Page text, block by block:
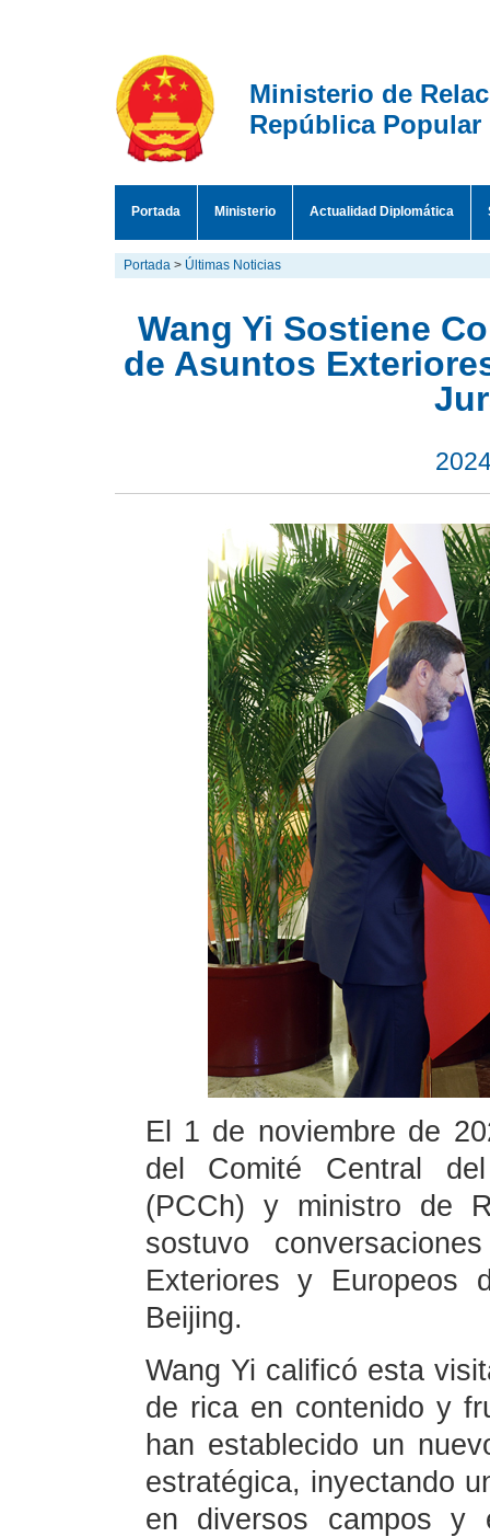
Ministerio de
República Popular
Portada Ministerio Actualidad Diplomática
Portada > Últimas Noticias
Wang Yi Sostiene
de Asuntos
El 1 de noviembre de
del Comité Central
(PCCh) y ministro de
sostuvo
Exteriores y Europeos
Beijing.
Wang Yi calificó esta
de rica en contenido y
han establecido un
estratégica, inyectando
en diversos campos y